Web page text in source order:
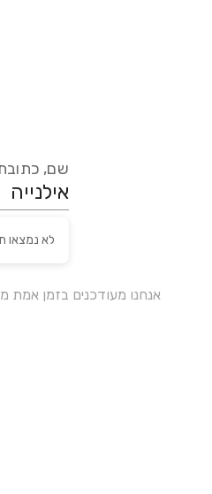
שם,
אנחנו מעודכנים בזמן אמת
לא נמצאו